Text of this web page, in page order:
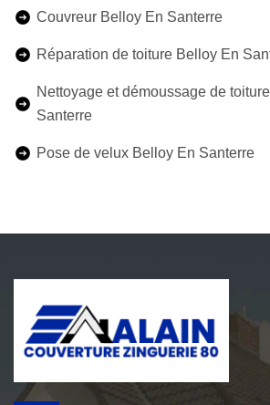
Couvreur Belloy En Santerre
Réparation de toiture Belloy En
Nettoyage et démoussage de
Santerre
Pose de velux Belloy En Santerre